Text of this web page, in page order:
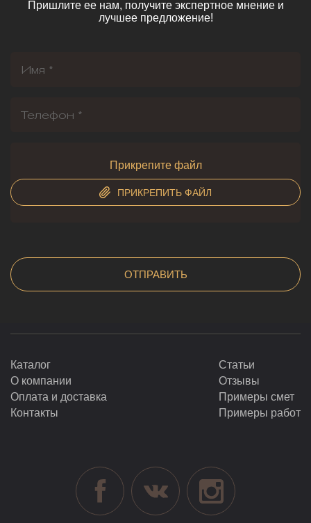
Пришлите ее нам, получите экспертное мнение и
лучшее предложение!
Прикрепите файл
ПРИКРЕПИТЬ ФАЙЛ
Каталог
О компании
Оплата и доставка
Контакты
Статьи
Отзывы
Примеры смет
Примеры работ